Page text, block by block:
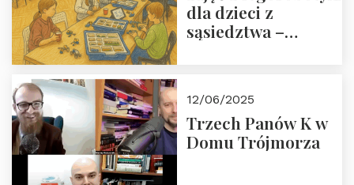
dla dzieci z
sąsiedztwa –
Fundacji
12/06/2025
Trzech Panów K w
Domu Trójmorza